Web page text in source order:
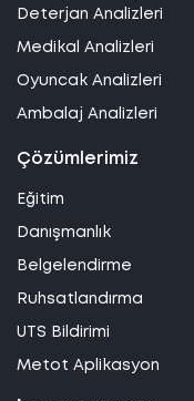
Deterjan Analizleri
Medikal Analizleri
Oyuncak Analizleri
Ambalaj Analizleri
Çözümlerimiz
Eğitim
Danışmanlık
Belgelendirme
Ruhsatlandırma
UTS Bildirimi
Metot Aplikasyon